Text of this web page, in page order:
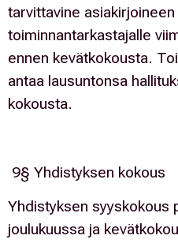
tarvittavine
toiminnantarkastajalle
ennen kevätkokousta.
antaa lausuntonsa
kokousta.
9§ Yhdistyksen kokous
Yhdistyksen syyskokous
joulukuussa ja